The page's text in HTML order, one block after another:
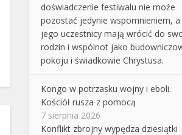
doświadczenie festiwalu nie może
pozostać jedynie wspomnieniem, a
jego uczestnicy mają wrócić do
rodzin i wspólnot jako
pokoju i świadkowie Chrystusa.
Kongo w potrzasku wojny i eboli.
Kościół rusza z pomocą
7 sierpnia 2026
Konflikt zbrojny wypędza dziesiątki